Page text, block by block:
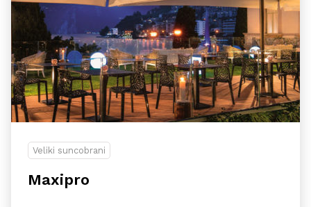
Veliki suncobrani
Maxipro